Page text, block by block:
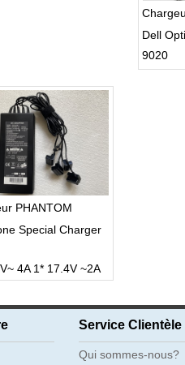
Dell
9020
PHANTOM
Special Charger
4A 1* 17.4V ~2A
Service Clientèle
Qui sommes-nous?